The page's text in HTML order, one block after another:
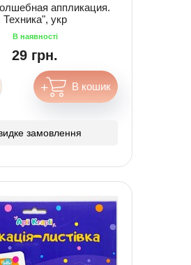
аппликация.
Техника", укр
29 грн.
замовлення